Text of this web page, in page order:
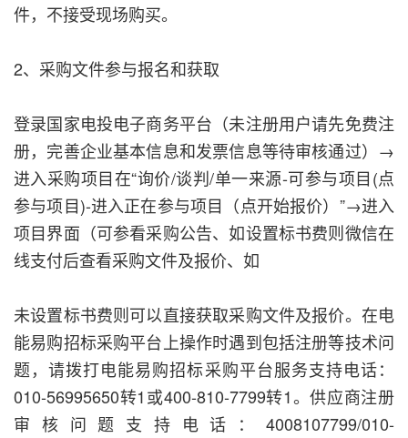
件，不接受现场购买。
2、采购文件参与报名和获取
登录国家电投电子商务平台（未注册用户请先免费注
册，完善企业基本信息和发票信息等待审核通过）→
进入采购项目在“询价/谈判/单一来源-可参与项目(点
参与项目)-进入正在参与项目（点开始报价）”→进入
项目界面（可参看采购公告、如设置标书费则微信在
线支付后查看采购文件及报价、如
未设置标书费则可以直接获取采购文件及报价。在电
能易购招标采购平台上操作时遇到包括注册等技术问
题，请拨打电能易购招标采购平台服务支持电话：
010-56995650转1或400-810-7799转1。供应商注册
审核问题支持电话：4008107799/010-